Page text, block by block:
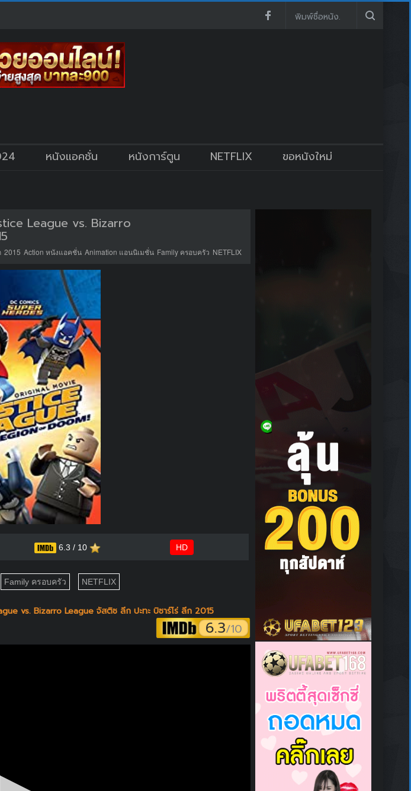
หนังแอคชั่น หนังการ์ตูน NETFLIX ขอหนังใหม่
League vs. Bizarro
2015 Action หนังแอคชั่น Animation แอนนิเมชั่น Family ครอบครัว NETFLIX
6.3 / 10 HD
Family ครอบครัว NETFLIX
vs. Bizarro League จัสติซ ลีก ปะทะ บิซาร์โร่ ลีก 2015
6.3/10